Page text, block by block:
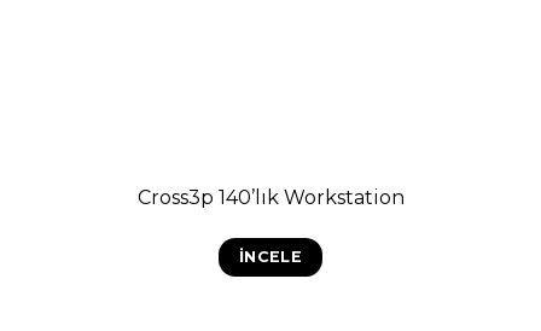
Cross3p 140’lık Workstation
İNCELE